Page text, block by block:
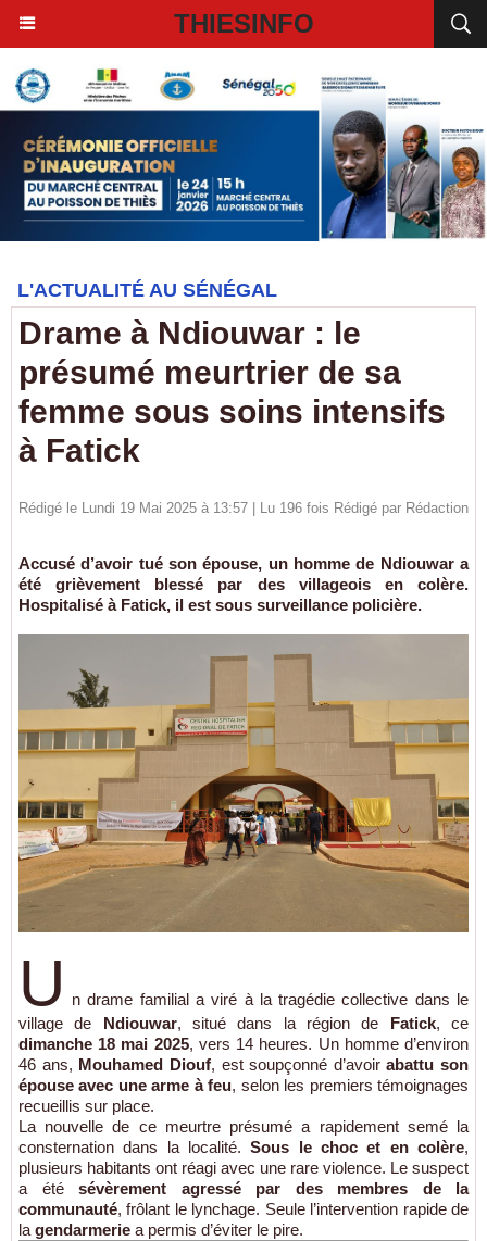
THIESINFO
L'ACTUALITÉ AU SÉNÉGAL
Drame à Ndiouwar : le
présumé meurtrier de sa
femme sous soins intensifs
à Fatick
Rédigé le Lundi 19 Mai 2025 à 13:57 | Lu 196 fois Rédigé par Rédaction
Accusé d’avoir tué son épouse, un homme de Ndiouwar a
été grièvement blessé par des villageois en colère.
Hospitalisé à Fatick, il est sous surveillance policière.
U
n drame familial a viré à la tragédie collective dans le
village de Ndiouwar, situé dans la région de Fatick, ce
dimanche 18 mai 2025, vers 14 heures. Un homme d’environ
46 ans, Mouhamed Diouf, est soupçonné d’avoirabattu son
épouse avec une arme à feu, selon les premiers témoignages
recueillis sur place.
La nouvelle de ce meurtre présumé a rapidement semé la
consternation dans la localité.Sous le choc et en colère,
plusieurs habitants ont réagi avec une rare violence. Le suspect
a été sévèrement agressé par des membres de la
communauté, frôlant le lynchage. Seule l’intervention rapide de
la gendarmerie a permis d’éviter le pire.